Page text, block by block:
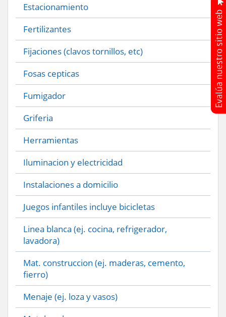
Estacionamiento
Fertilizantes
Fijaciones (clavos tornillos, etc)
Fosas cepticas
Fumigador
Griferia
Herramientas
Iluminacion y electricidad
Instalaciones a domicilio
Juegos infantiles incluye bicicletas
Linea blanca (ej. cocina, refrigerador,
lavadora)
Mat. construccion (ej. maderas, cemento,
fierro)
Menaje (ej. loza y vasos)